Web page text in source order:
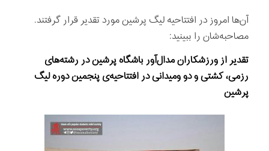
آن‌ها امروز در افتتاحیه لیگ پرشین مورد تقدیر قرار گرفتند.
مصاحبه‌شان را ببینید:
تقدیر از ورزشکاران مدال‌آور باشگاه پرشین در رشته‌های
رزمی، کشتی و دو ومیدانی در افتتاحیه‌ی پنجمین دوره لیگ
پرشین